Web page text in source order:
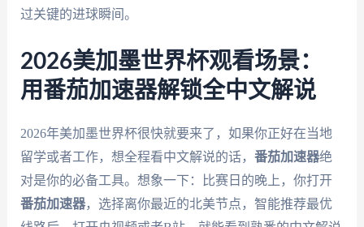
过关键的进球瞬间。
2026美加墨世界杯观看场景：
用番茄加速器解锁全中文解说
2026年美加墨世界杯很快就要来了，如果你正好在当地
留学或者工作，想全程看中文解说的话， 番茄加速器绝
对是你的必备工具。想象一下：比赛日的晚上，你打开
番茄加速器，选择离你最近的北美节点，智能推荐最优